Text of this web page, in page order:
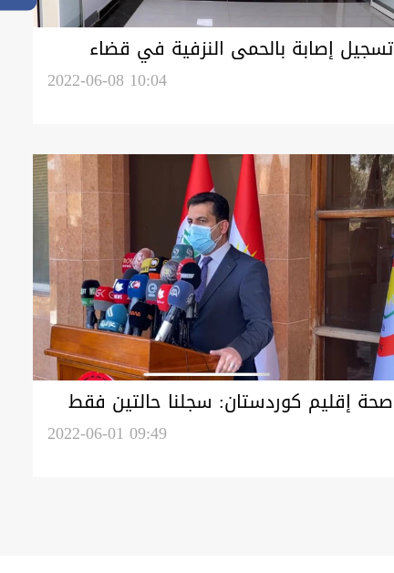
تسجيل إصابة بالحمى النزفية في قضاء
2022-06-08 10:04
صحة إقليم كوردستان: سجلنا حالتين فقط
بالحمى النزفية وقد تماثلا للشفاء2022-06-01 09:49